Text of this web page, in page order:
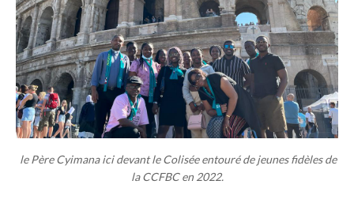
le Père Cyimana ici devant le Colisée entouré de jeunes fidèles de
la CCFBC en 2022.